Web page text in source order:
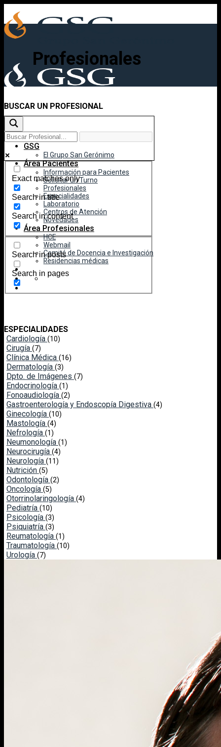
content
Inicio
GSG
El Grupo San Gerónimo
Área Pacientes
Información para Pacientes
Solicitar un Turno
Profesionales
Especialidades
Laboratorio
Centros de Atención
Novedades
Área Profesionales
HCE
Webmail
Comité de Docencia e Investigación
Residencias médicas
Profesionales
BUSCAR UN PROFESIONAL
Exact matches only
Search in title
Search in content
Search in posts
Search in pages
ESPECIALIDADES
Cardiología (10)
Cirugía (7)
Clínica Médica (16)
Dermatología (3)
Dpto. de Imágenes (7)
Endocrinología (1)
Fonoaudiología (2)
Gastroenterología y Endoscopía Digestiva (4)
Ginecología (10)
Mastología (4)
Nefrología (1)
Neumonología (1)
Neurocirugía (4)
Neurología (11)
Nutrición (5)
Odontología (2)
Oncología (5)
Otorrinolaringología (4)
Pediatría (10)
Psicología (3)
Psiquiatría (3)
Reumatología (1)
Traumatología (10)
Urología (7)